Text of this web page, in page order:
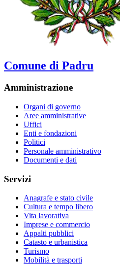
Comune di Padru
Amministrazione
Organi di governo
Aree amministrative
Uffici
Enti e fondazioni
Politici
Personale amministrativo
Documenti e dati
Servizi
Anagrafe e stato civile
Cultura e tempo libero
Vita lavorativa
Imprese e commercio
Appalti pubblici
Catasto e urbanistica
Turismo
Mobilità e trasporti